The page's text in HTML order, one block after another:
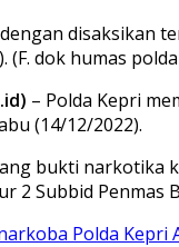
disaksikan
(F. dok humas
– Polda Kepri
(14/12/2022).
bukti narkotika
2 Subbid Penmas
Polda Kepri